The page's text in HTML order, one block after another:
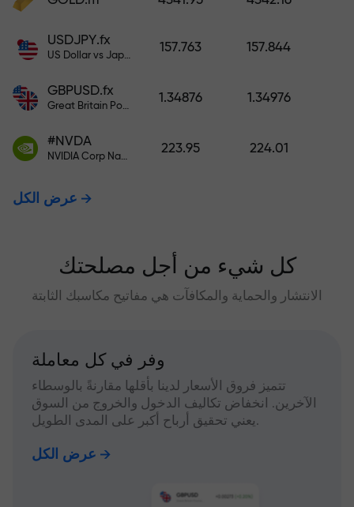
USDJPY.fx
US Dollar vs Japanese Yen
157.763 157.844
GBPUSD.fx
Great Britain Pound vs US Dollar
1.34876 1.34976
#NVDA
NVIDIA Corp Nasdaq Stock Exchange (Nasdaq) USD
223.95 224.01
عرض الكل
كل شيء من أجل مصلحتك
الانتشار والحماية والمكافآت هي مفاتيح مكاسبك الثابتة
وفر في كل معاملة
تتميز فروق الأسعار لدينا بأقلها مقارنةً بالوسطاء
الآخرين. انخفاض تكاليف الدخول والخروج من السوق
يعني تحقيق أرباح أكبر على المدى الطويل.
عرض الكل